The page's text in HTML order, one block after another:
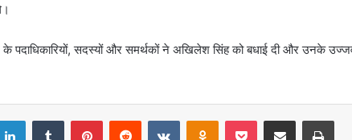
पदाधिकारियों, सदस्यों और समर्थकों ने अखिलेश सिंह को बधाई दी और उनके
LinkedInTumblr PinterestReddit VKontakteOdnoklassniki
Pocket Share via Email Print